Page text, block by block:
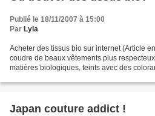
Publié le 18/11/2007 à 15:00
Par Lyla
Acheter des tissus bio sur internet (Article
coudre de beaux vêtements plus
matières biologiques, teints avec des
Japan couture addict !